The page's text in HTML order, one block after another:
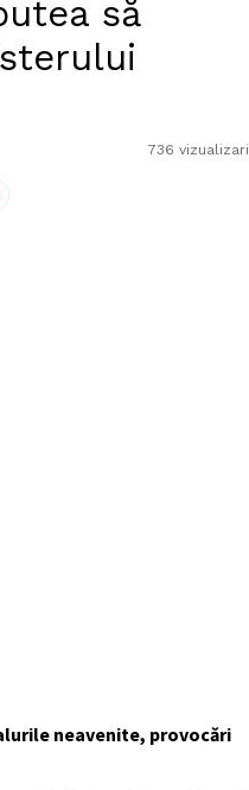
să
736 vizualizari
neavenite, provocări